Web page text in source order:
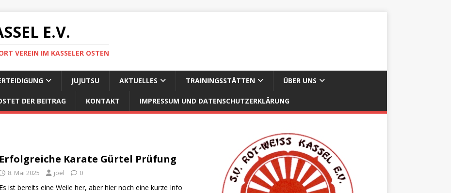
E.V.
VEREIN IM KASSELER OSTEN
JUJUTSU AKTUELLES TRAININGSSTÄTTEN ÜBER UNS
DER BEITRAG KONTAKT IMPRESSUM UND DATENSCHUTZERKLÄRUNG
Erfolgreiche Karate Gürtel Prüfung
8. Mai 2025 joel 0
Es ist bereits eine Weile her, aber hier noch eine kurze Info